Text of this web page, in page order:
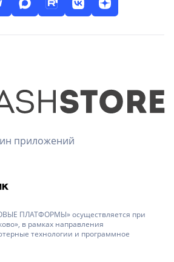
приложений
ПЛАТФОРМЫ» осуществляется при
в рамках направления
технологии и программное